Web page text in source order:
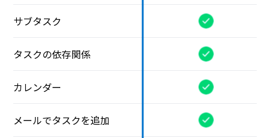
サブタスク
タスクの依存関係
カレンダー
メールでタスクを追加